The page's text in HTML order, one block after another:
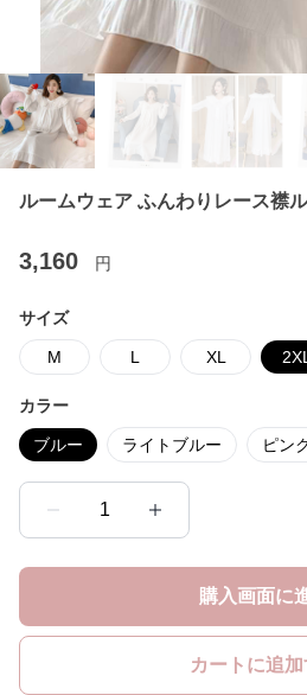
ルームウェア ふんわりレース襟
3,160 円
サイズ
M L XL 2XL
カラー
ブルー ライトブルー ピン
1
購入画面に
カートに追加